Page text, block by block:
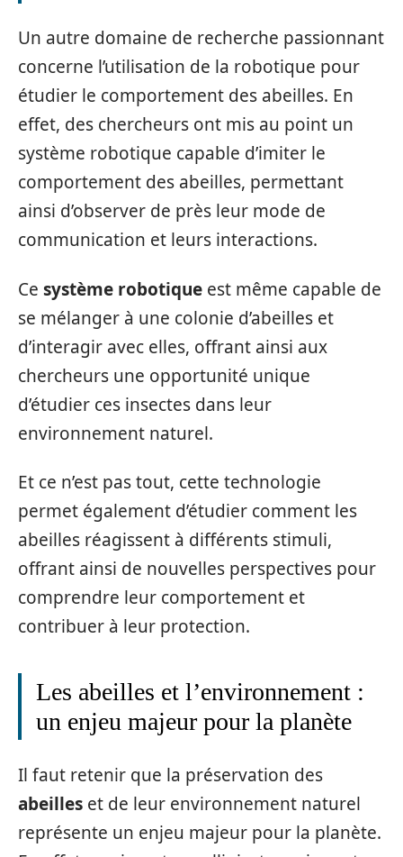
Un autre domaine de recherche passionnant
concerne l’utilisation de la robotique pour
étudier le comportement des abeilles. En
effet, des chercheurs ont mis au point un
système robotique capable d’imiter le
comportement des abeilles, permettant
ainsi d’observer de près leur mode de
communication et leurs interactions.
Ce système robotique est même capable de
se mélanger à une colonie d’abeilles et
d’interagir avec elles, offrant ainsi aux
chercheurs une opportunité unique
d’étudier ces insectes dans leur
environnement naturel.
Et ce n’est pas tout, cette technologie
permet également d’étudier comment les
abeilles réagissent à différents stimuli,
offrant ainsi de nouvelles perspectives pour
comprendre leur comportement et
contribuer à leur protection.
Les abeilles et l’environnement :
un enjeu majeur pour la planète
Il faut retenir que la préservation des
abeilles et de leur environnement naturel
représente un enjeu majeur pour la planète.